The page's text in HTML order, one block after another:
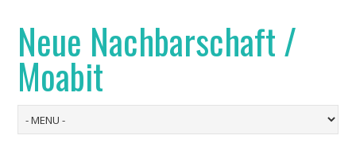
Neue Nachbarschaft /
Moabit